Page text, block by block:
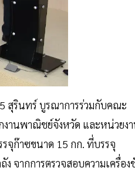
สุรินทร์ บูรณาการร่วมกับคณะ
งานพาณิชย์จังหวัด และหน่วยง
รจุก๊าซขนาด 15 กก. ที่บรรจุ
จากการตรวจสอบความเครื่อง